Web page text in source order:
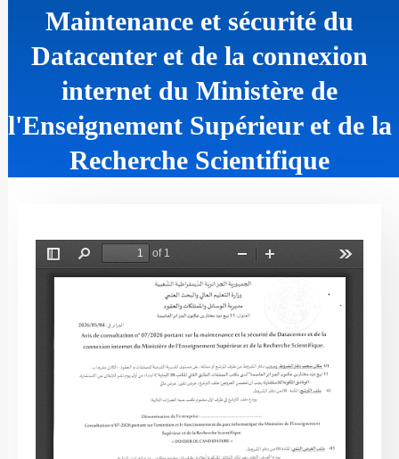
Maintenance et sécurité du
Datacenter et de la connexion
internet du Ministère de
l'Enseignement Supérieur et de la
Recherche Scientifique